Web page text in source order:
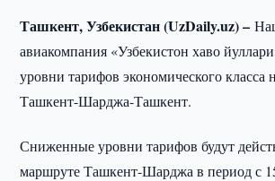
Ташкент, Узбекистан (UzDaily.uz) –
авиакомпания «Узбекистон хаво
уровни тарифов экономического класса
Ташкент-Шарджа-Ташкент.
Сниженные уровни тарифов будут
маршруте Ташкент-Шарджа в период с